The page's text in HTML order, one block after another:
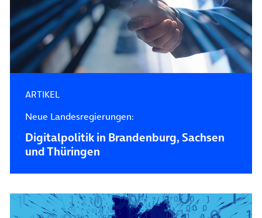
ARTIKEL
Neue Landesregierungen:
Digitalpolitik in Brandenburg, Sachsen
und Thüringen